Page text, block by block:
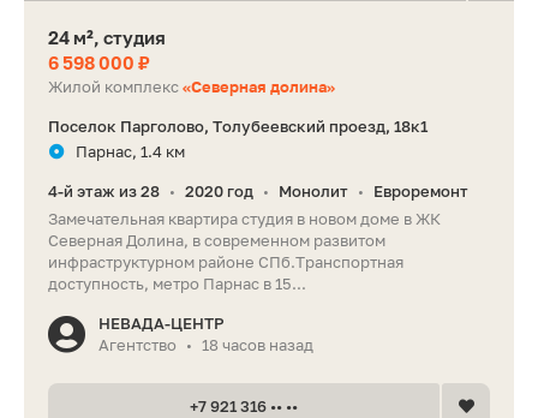
24 м², студия
6 598 000 ₽
Жилой комплекс«Северная долина»
Поселок Парголово, Толубеевский проезд, 18к1
Парнас, 1.4 км
4-й этаж из 28 • 2020 год • Монолит •
Евроремонт
Замечательная квартира студия в новом доме в ЖК
Северная Долина, в современном развитом
инфраструктурном районе СПб.Транспортная
доступность, метро Парнас в 15...
НЕВАДА-ЦЕНТР
Агентство
• 18 часов назад
+7 921 316 •• ••